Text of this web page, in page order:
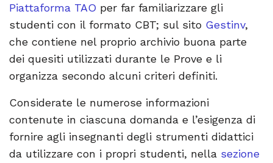
Piattaforma TAO per far familiarizzare gli
studenti con il formato CBT; sul sito Gestinv,
che contiene nel proprio archivio buona parte
dei quesiti utilizzati durante le Prove e li
organizza secondo alcuni criteri definiti.
Considerate le numerose informazioni
contenute in ciascuna domanda e l’esigenza di
fornire agli insegnanti degli strumenti didattici
da utilizzare con i propri studenti, nella sezione